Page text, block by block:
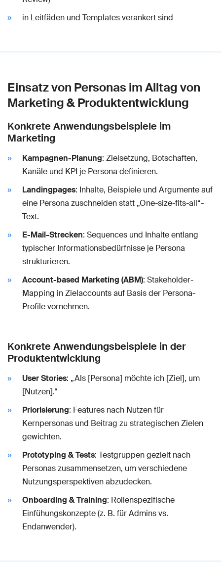
in Leitfäden und Templates verankert sind
Einsatz von Personas im Alltag von
Marketing & Produktentwicklung
Konkrete Anwendungsbeispiele im
Marketing
Kampagnen-Planung: Zielsetzung, Botschaften,
Kanäle und KPI je Persona definieren.
Landingpages: Inhalte, Beispiele und Argumente auf
eine Persona zuschneiden statt „One-size-fits-all“-
Text.
E-Mail-Strecken: Sequences und Inhalte entlang
typischer Informationsbedürfnisse je Persona
strukturieren.
Account-based Marketing (ABM): Stakeholder-
Mapping in Zielaccounts auf Basis der Persona-
Profile vornehmen.
Konkrete Anwendungsbeispiele in der
Produktentwicklung
User Stories: „Als [Persona] möchte ich [Ziel], um
[Nutzen].“
Priorisierung: Features nach Nutzen für
Kernpersonas und Beitrag zu strategischen Zielen
gewichten.
Prototyping & Tests: Testgruppen gezielt nach
Personas zusammensetzen, um verschiedene
Nutzungsperspektiven abzudecken.
Onboarding & Training: Rollenspezifische
Einfühungskonzepte (z. B. für Admins vs.
Endanwender).